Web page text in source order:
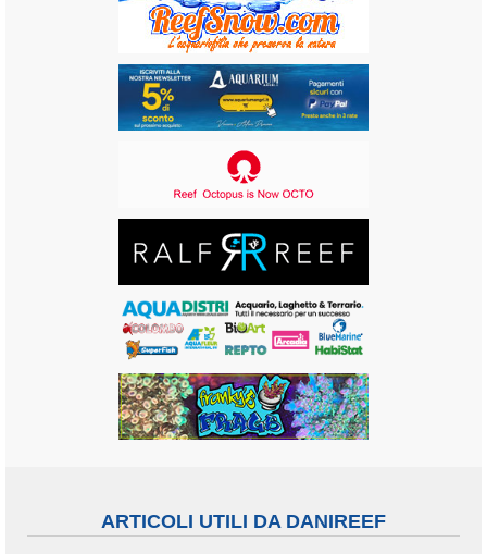
ARTICOLI UTILI DA DANIREEF